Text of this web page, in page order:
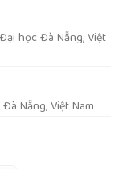
học Đà Nẵng, Việt
Nẵng, Việt Nam